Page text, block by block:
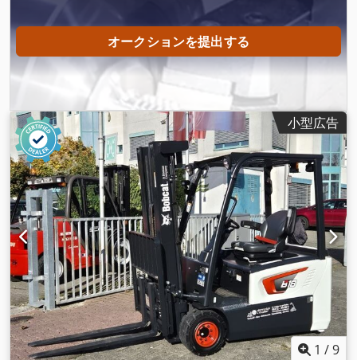
オークションを提出する
小型広告
1 /9